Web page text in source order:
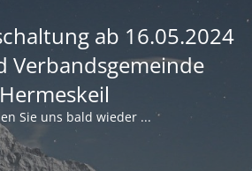
ab 16.05.2024
Verbandsgemeinde
Hermeskeil
Sie uns bald wieder ...